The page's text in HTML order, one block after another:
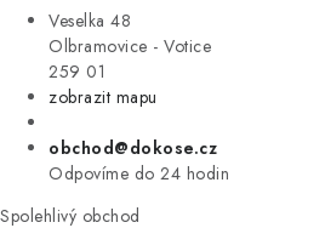
Veselka 48
Olbramovice - Votice
259 01
zobrazit mapu
obchod@dokose.cz
Odpovíme do 24 hodin
Spolehlivý obchod
VÝPRODEJ
ZNAČKY
Úvod Kontakt Blog
Moje objednávka